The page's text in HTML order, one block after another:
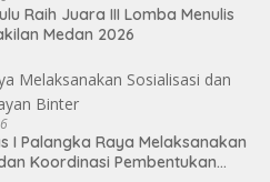
Raih Juara III Lomba Menulis
Medan 2026
I Palangka Raya Melaksanakan
Koordinasi Pembentukan